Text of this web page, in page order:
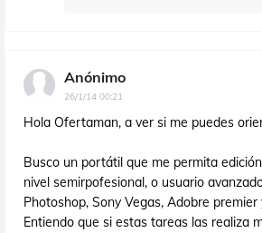
Anónimo
26/1/14 00:21
Hola Ofertaman, a ver si me puedes
Busco un portátil que me permita
nivel semirpofesional, o usuario
Photoshop, Sony Vegas, Adobre
Entiendo que si estas tareas las realiza